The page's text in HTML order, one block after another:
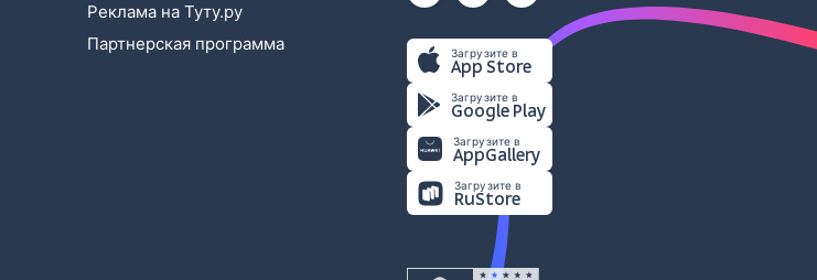
Реклама на Туту.ру
Партнерская программа
Загрузите в
App Store
Загрузите в
Google Play
Загрузите в
AppGallery
Загрузите в
RuStore